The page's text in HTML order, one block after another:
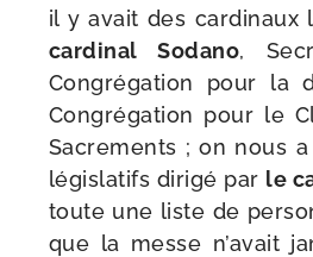
il y avait des
car­di­nal Sodano,
Congrégation pour la
Congrégation pour le
Sacrements ; on nous
légis­la­tifs diri­gé par le
toute une liste de
que la messe n’a­vait